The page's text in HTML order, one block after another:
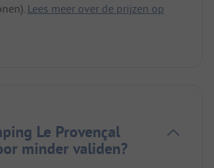
Lees meer over de prijzen op
Le Provençal
minder validen?